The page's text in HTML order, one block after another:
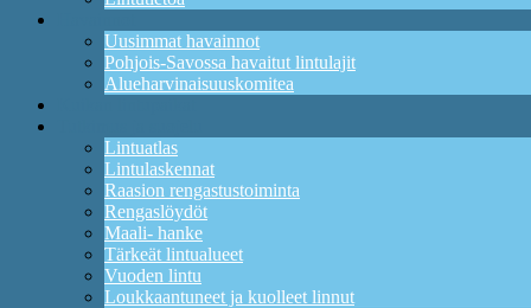
Uusimmat havainnot
Pohjois-Savossa havaitut lintulajit
Alueharvinaisuuskomitea
Lintuatlas
Lintulaskennat
Raasion rengastustoiminta
Rengaslöydöt
Maali- hanke
Tärkeät lintualueet
Vuoden lintu
Loukkaantuneet ja kuolleet linnut